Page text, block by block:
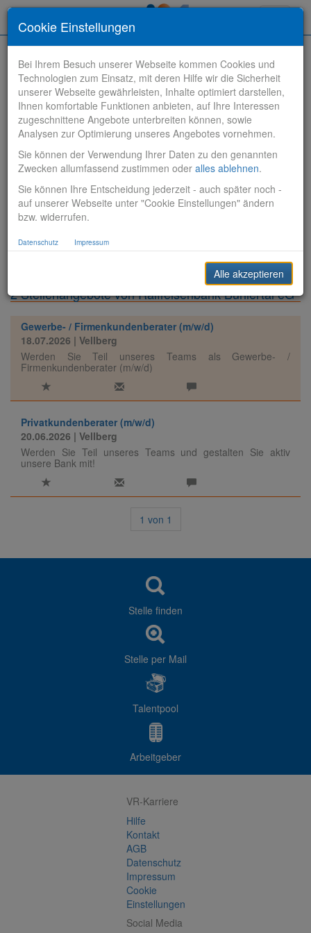
Stelle finden
Vertriebsbank
Produktionsbank
Sonstiges
2 Stellenangebote von Raiffeisenbank Bühlertal eG
Gewerbe- / Firmenkundenberater (m/w/d)
18.07.2026 | Vellberg
Werden Sie Teil unseres Teams als Gewerbe- /
Firmenkundenberater (m/w/d)
Privatkundenberater (m/w/d)
20.06.2026 | Vellberg
Werden Sie Teil unseres Teams und gestalten Sie aktiv
unsere Bank mit!
1 von 1
Stelle finden
Stelle per Mail
Talentpool
Arbeitgeber
VR-Karriere
Hilfe
Kontakt
AGB
Datenschutz
Impressum
Cookie
Einstellungen
Social Media
Cookie Einstellungen
Bei Ihrem Besuch unserer Webseite kommen Cookies und
Technologien zum Einsatz, mit deren Hilfe wir die Sicherheit
unserer Webseite gewährleisten, Inhalte optimiert darstellen,
Ihnen komfortable Funktionen anbieten, auf Ihre Interessen
zugeschnittene Angebote unterbreiten können, sowie
Analysen zur Optimierung unseres Angebotes vornehmen.
Sie können der Verwendung Ihrer Daten zu den genannten
Zwecken allumfassend zustimmen oder alles ablehnen.
Sie können Ihre Entscheidung jederzeit - auch später noch -
auf unserer Webseite unter "Cookie Einstellungen" ändern
bzw. widerrufen.
Datenschutz Impressum
Alle akzeptieren